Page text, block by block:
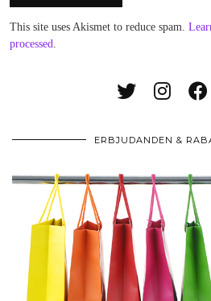
This site uses Akismet to reduce spam.
processed.
ERBJUDANDEN &